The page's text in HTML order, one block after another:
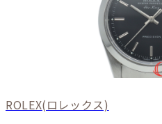
ROLEX(ロレックス)